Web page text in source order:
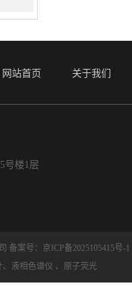
网站首页 关于我们
号楼1层
备案号：京ICP备2025105415号-1
液相色谱仪 、原子荧光